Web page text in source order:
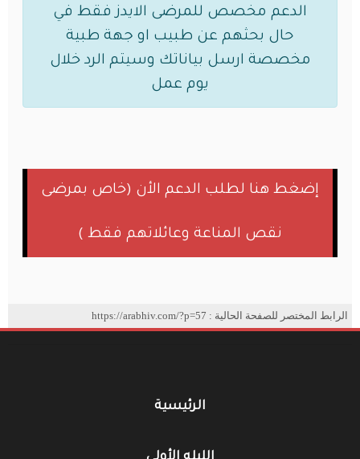
الدعم مخصص للمرضى الايدز فقط في
حال بحثهم عن طبيب او جهة طبية
مخصصة ارسل بياناتك وسيتم الرد خلال
يوم عمل
إضغط هنا لطلب الدعم الأن (خاص بمرضى
نقص المناعة وعائلاتهم فقط )
الرابط المختصر للصفحة الحالية : https://arabhiv.com/?p=57
الرئيسية